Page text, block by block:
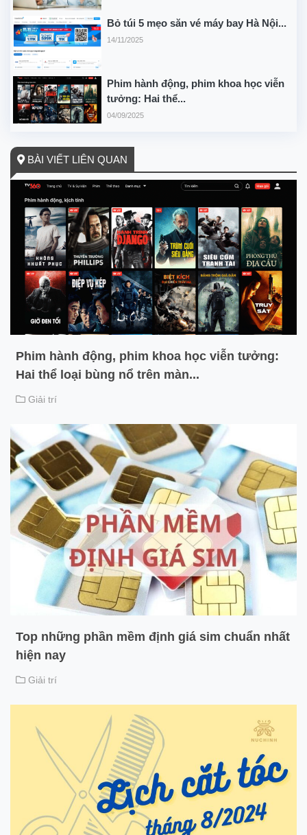
Bỏ túi 5 mẹo săn vé máy bay Hà Nội...
14/11/2025
Phim hành động, phim khoa học viễn
tưởng: Hai thể...
04/09/2025
BÀI VIẾT LIÊN QUAN
Phim hành động, phim khoa học viễn tưởng:
Hai thể loại bùng nổ trên màn...
Giải trí
Top những phần mềm định giá sim chuẩn nhất
hiện nay
Giải trí